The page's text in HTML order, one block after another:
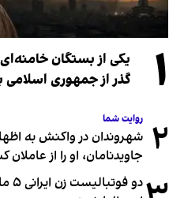
۱
یکی از بستگان
گذر از جمهوری
۲ روایت شما
شهروندان در واکنش به
جاویدنامان، او را از عاملان